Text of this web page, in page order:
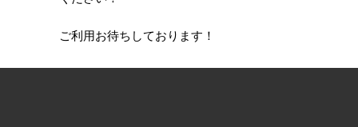
ご利用お待ちしております！